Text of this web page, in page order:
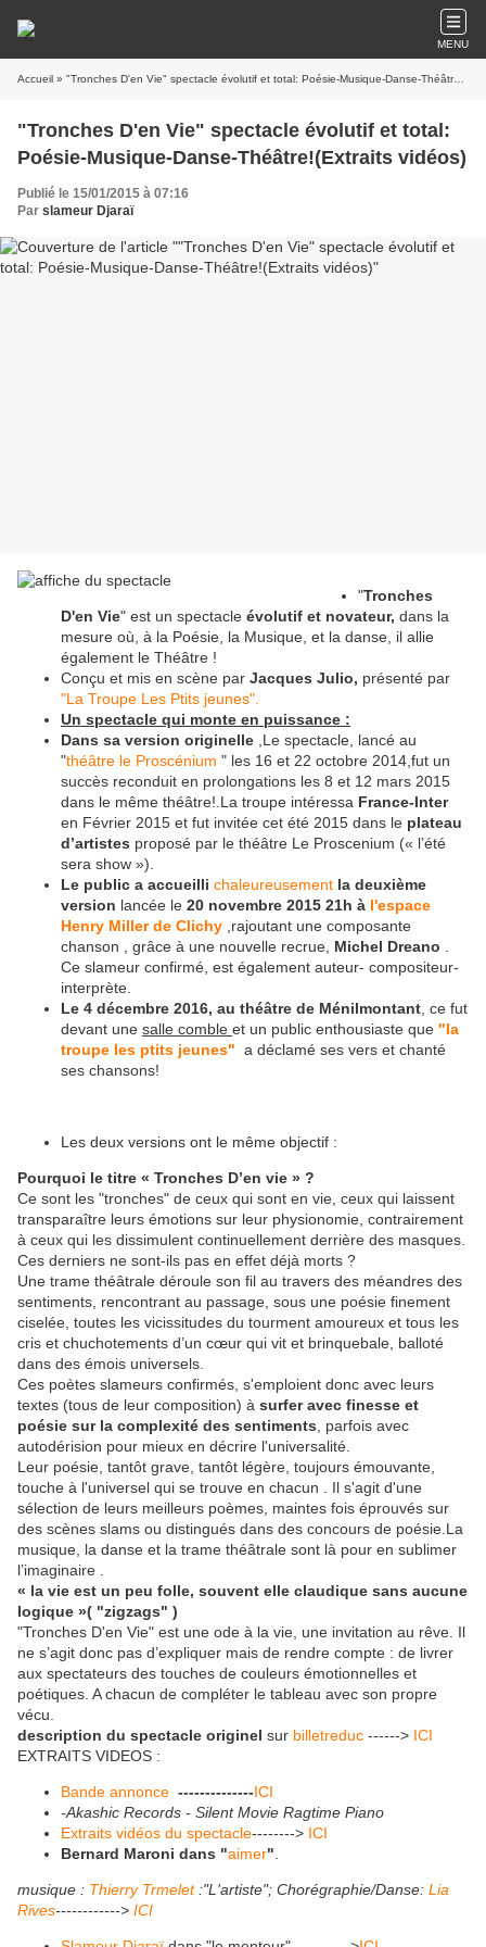
MENU
Accueil » "Tronches D'en Vie" spectacle évolutif et total: Poésie-Musique-Danse-Théâtre!(Extraits vidéos)
"Tronches D'en Vie" spectacle évolutif et total:
Poésie-Musique-Danse-Théâtre!(Extraits vidéos)
Publié le 15/01/2015 à 07:16
Par slameur Djaraï
"Tronches
D'en Vie" est un spectacle évolutif et novateur, dans la
mesure où, à la Poésie, la Musique, et la danse, il allie
également le Théâtre !
Conçu et mis en scène par Jacques Julio, présenté par
"La Troupe Les Ptits jeunes".
Un spectacle qui monte en puissance :
Dans sa version originelle ,Le spectacle, lancé au
"théâtre le Proscénium " les 16 et 22 octobre 2014,fut un
succès reconduit en prolongations les 8 et 12 mars 2015
dans le même théâtre!.La troupe intéressa France-Inter
en Février 2015 et fut invitée cet été 2015 dans le plateau
d’artistes proposé par le théâtre Le Proscenium (« l’été
sera show »).
Le public a accueilli chaleureusement la deuxième
version lancée le 20 novembre 2015 21h à l'espace
Henry Miller de Clichy ,rajoutant une composante
chanson , grâce à une nouvelle recrue, Michel Dreano
Ce slameur confirmé, est également auteur- compositeur-
interprète.
Le 4 décembre 2016, au théâtre de Ménilmontant , ce fut
devant une salle comble et un public enthousiaste que "la
troupe les ptits jeunes" a déclamé ses vers et chanté
ses chansons!
Les deux versions ont le même objectif :
Pourquoi le titre « Tronches D’en vie » ?
Ce sont les "tronches" de ceux qui sont en vie, ceux qui laissent
transparaître leurs émotions sur leur physionomie, contrairement
à ceux qui les dissimulent continuellement derrière des masques.
Ces derniers ne sont-ils pas en effet déjà morts ?
Une trame théâtrale déroule son fil au travers des méandres des
sentiments, rencontrant au passage, sous une poésie finement
ciselée, toutes les vicissitudes du tourment amoureux et tous les
cris et chuchotements d’un cœur qui vit et brinquebale, balloté
dans des émois universels.
Ces poètes slameurs confirmés, s'emploient donc avec leurs
textes (tous de leur composition) à surfer avec finesse et
poésie sur la complexité des sentiments , parfois avec
autodérision pour mieux en décrire l'universalité.
Leur poésie, tantôt grave, tantôt légère, toujours émouvante,
touche à l'universel qui se trouve en chacun . Il s'agit d'une
sélection de leurs meilleurs poèmes, maintes fois éprouvés sur
des scènes slams ou distingués dans des concours de poésie.La
musique, la danse et la trame théâtrale sont là pour en sublimer
l’imaginaire .
« la vie est un peu folle, souvent elle claudique sans aucune
logique »( "zigzags" )
"Tronches D'en Vie" est une ode à la vie, une invitation au rêve. Il
ne s’agit donc pas d’expliquer mais de rendre compte : de livrer
aux spectateurs des touches de couleurs émotionnelles et
poétiques. A chacun de compléter le tableau avec son propre
vécu.
description du spectacle originel sur billetreduc ------> ICI
EXTRAITS VIDEOS :
Bande annonce --------------ICI
-Akashic Records - Silent Movie Ragtime Piano
Extraits vidéos du spectacle--------> ICI
Bernard Maroni dans "aimer"
musique : Thierry Trmelet :"L'artiste"; Chorégraphie/Danse: Lia
Rives------------> ICI